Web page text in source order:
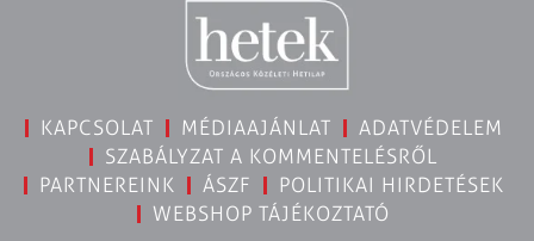
KAPCSOLAT MÉDIAAJÁNLAT
ADATVÉDELEM
SZABÁLYZAT A KOMMENTELÉSRŐL
PARTNEREINK
ÁSZF
POLITIKAI HIRDETÉSEK
WEBSHOP TÁJÉKOZTATÓ